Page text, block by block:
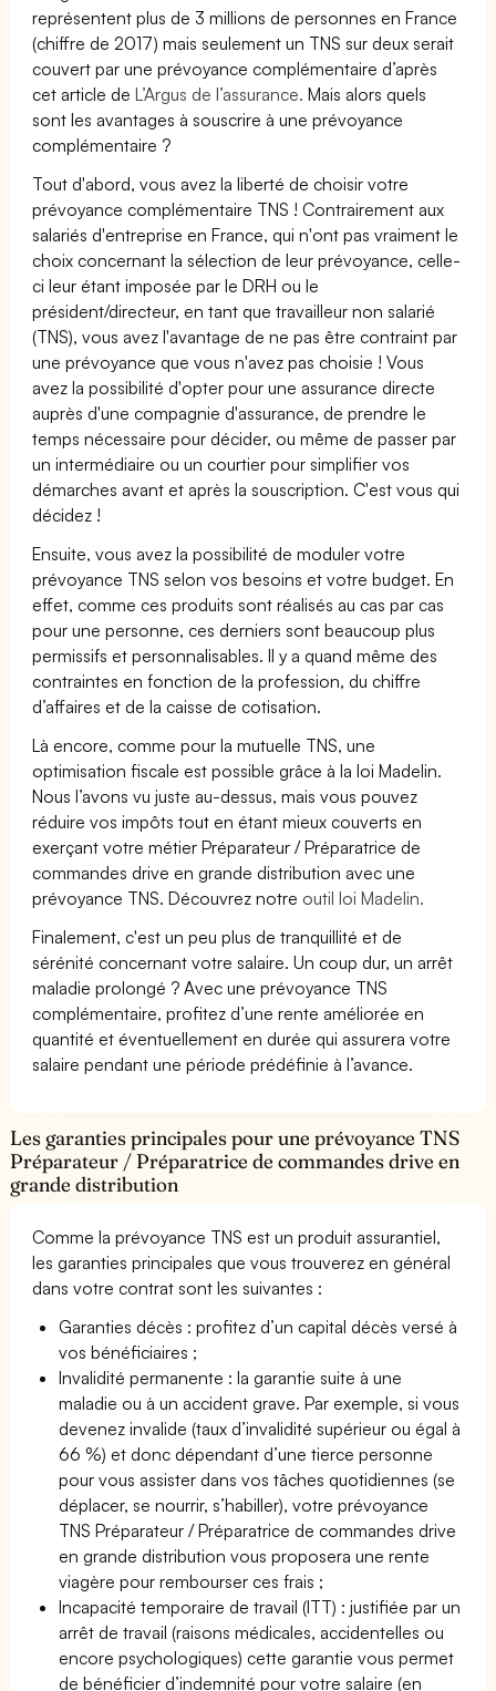
représentent plus de 3 millions de personnes en France
(chiffre de 2017) mais seulement un TNS sur deux serait
couvert par une prévoyance complémentaire d’après
cet article deL’Argus de l’assurance. Mais alors quels
sont les avantages à souscrire à une prévoyance
complémentaire ?
Tout d'abord, vous avez la liberté de choisir votre
prévoyance complémentaire TNS ! Contrairement aux
salariés d'entreprise en France, qui n'ont pas vraiment le
choix concernant la sélection de leur prévoyance, celle-
ci leur étant imposée par le DRH ou le
président/directeur, en tant que travailleur non salarié
(TNS), vous avez l'avantage de ne pas être contraint par
une prévoyance que vous n'avez pas choisie ! Vous
avez la possibilité d'opter pour une assurance directe
auprès d'une compagnie d'assurance, de prendre le
temps nécessaire pour décider, ou même de passer par
un intermédiaire ou un courtier pour simplifier vos
démarches avant et après la souscription. C'est vous qui
décidez !
Ensuite, vous avez la possibilité de moduler votre
prévoyance TNS selon vos besoins et votre budget. En
effet, comme ces produits sont réalisés au cas par cas
pour une personne, ces derniers sont beaucoup plus
permissifs et personnalisables. Il y a quand même des
contraintes en fonction de la profession, du chiffre
d’affaires et de la caisse de cotisation.
Là encore, comme pour la mutuelle TNS, une
optimisation fiscale est possible grâce à la loi Madelin.
Nous l’avons vu juste au-dessus, mais vous pouvez
réduire vos impôts tout en étant mieux couverts en
exerçant votre métier Préparateur / Préparatrice de
commandes drive en grande distribution avec une
prévoyance TNS. Découvrez notre outil loi Madelin.
Finalement, c'est un peu plus de tranquillité et de
sérénité concernant votre salaire. Un coup dur, un arrêt
maladie prolongé ? Avec une prévoyance TNS
complémentaire, profitez d’une rente améliorée en
quantité et éventuellement en durée qui assurera votre
salaire pendant une période prédéfinie à l’avance.
Les garanties principales pour une prévoyance TNS
Préparateur / Préparatrice de commandes drive en
grande distribution
Comme la prévoyance TNS est un produit assurantiel,
les garanties principales que vous trouverez en général
dans votre contrat sont les suivantes :
Garanties décès : profitez d’un capital décès versé à
vos bénéficiaires ;
Invalidité permanente : la garantie suite à une
maladie ou à un accident grave. Par exemple, si vous
devenez invalide (taux d’invalidité supérieur ou égal à
66 %) et donc dépendant d’une tierce personne
pour vous assister dans vos tâches quotidiennes (se
déplacer, se nourrir, s’habiller), votre prévoyance
TNS Préparateur / Préparatrice de commandes drive
en grande distribution vous proposera une rente
viagère pour rembourser ces frais ;
Incapacité temporaire de travail (ITT) : justifiée par un
arrêt de travail (raisons médicales, accidentelles ou
encore psychologiques) cette garantie vous permet
de bénéficier d’indemnité pour votre salaire (en